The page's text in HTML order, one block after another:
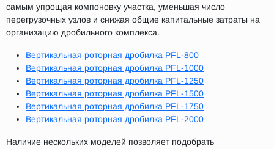
самым упрощая компоновку участка, уменьшая число
перегрузочных узлов и снижая общие капитальные затраты на
организацию дробильного комплекса.
Вертикальная роторная дробилка PFL-800
Вертикальная роторная дробилка PFL-1000
Вертикальная роторная дробилка PFL-1250
Вертикальная роторная дробилка PFL-1500
Вертикальная роторная дробилка PFL-1750
Вертикальная роторная дробилка PFL-2000
Наличие нескольких моделей позволяет подобрать